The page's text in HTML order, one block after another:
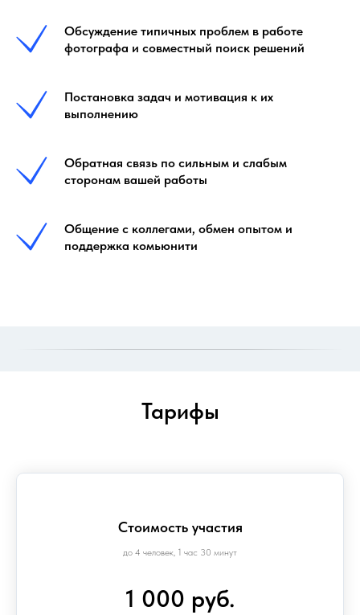
Обсуждение типичных проблем в работе
фотографа и совместный поиск решений
Постановка задач и мотивация к их
выполнению
Обратная связь по сильным и слабым
сторонам вашей работы
Общение с коллегами, обмен опытом и
поддержка комьюнити
Тарифы
Стоимость участия
до 4 человек, 1 час 30 минут
1 000 руб.